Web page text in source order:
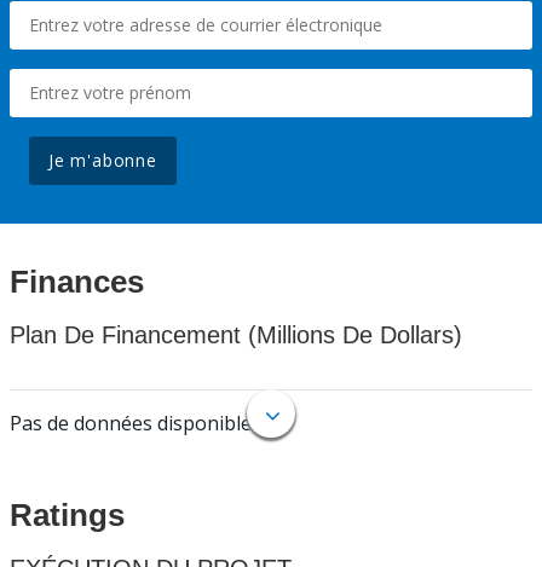
Je m'abonne
Finances
Plan De Financement (Millions De Dollars)
Pas de données disponibles.
Ratings